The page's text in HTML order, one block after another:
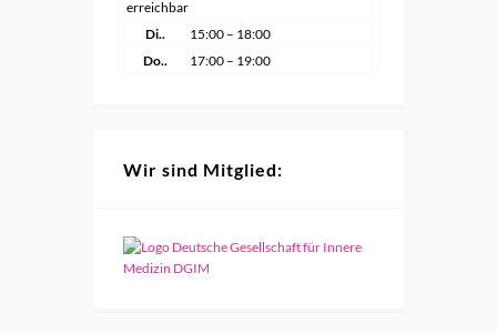
erreichbar
Di..
15:00 – 18:00
Do..
17:00 – 19:00
Wir sind Mitglied: